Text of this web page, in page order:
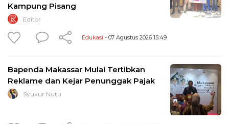
Kampung Pisang
Editor
Edukasi - 07 Agustus 2026 15:49
Bapenda Makassar Mulai Tertibkan
Reklame dan Kejar Penunggak Pajak
Syukur Nutu